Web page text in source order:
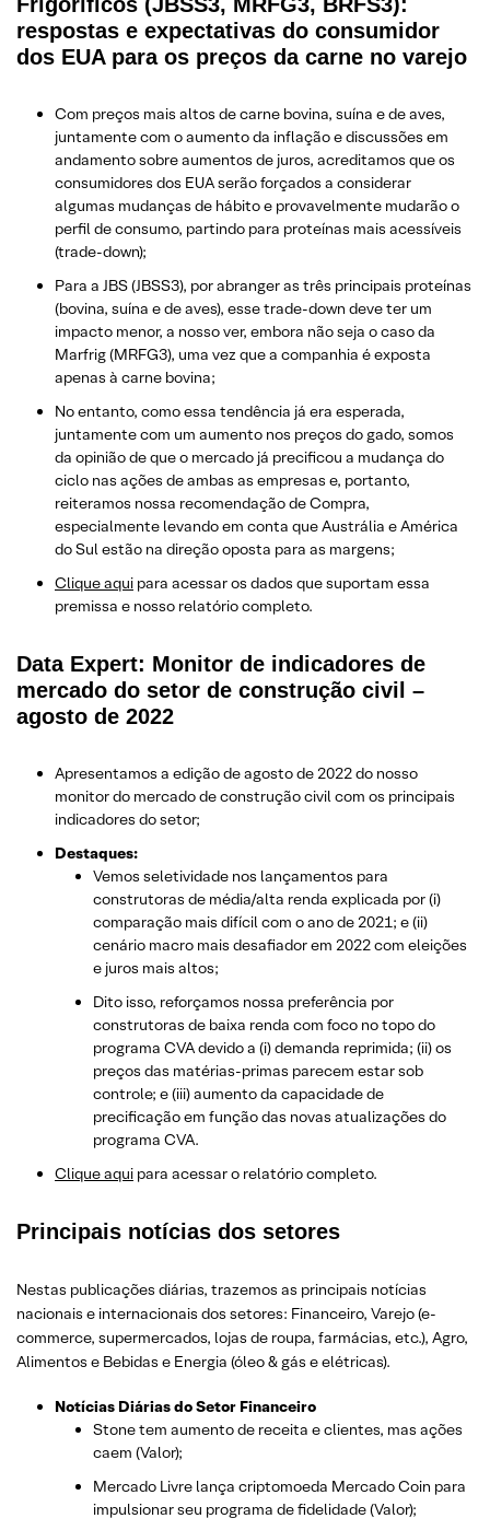
respostas e expectativas do consumidor
dos EUA para os preços da carne no varejo
Com preços mais altos de carne bovina, suína e de aves,
juntamente com o aumento da inflação e discussões em
andamento sobre aumentos de juros, acreditamos que os
consumidores dos EUA serão forçados a considerar
algumas mudanças de hábito e provavelmente mudarão o
perfil de consumo, partindo para proteínas mais acessíveis
(trade-down);
Para a JBS (JBSS3), por abranger as três principais proteínas
(bovina, suína e de aves), esse trade-down deve ter um
impacto menor, a nosso ver, embora não seja o caso da
Marfrig (MRFG3), uma vez que a companhia é exposta
apenas à carne bovina;
No entanto, como essa tendência já era esperada,
juntamente com um aumento nos preços do gado, somos
da opinião de que o mercado já precificou a mudança do
ciclo nas ações de ambas as empresas e, portanto,
reiteramos nossa recomendação de Compra,
especialmente levando em conta que Austrália e América
do Sul estão na direção oposta para as margens;
Clique aqui para acessar os dados que suportam essa
premissa e nosso relatório completo.
Data Expert: Monitor de indicadores de
mercado do setor de construção civil –
agosto de 2022
Apresentamos a edição de agosto de 2022 do nosso
monitor do mercado de construção civil com os principais
indicadores do setor;
Destaques:
Vemos seletividade nos lançamentos para
construtoras de média/alta renda explicada por (i)
comparação mais difícil com o ano de 2021; e (ii)
cenário macro mais desafiador em 2022 com eleições
e juros mais altos;
Dito isso, reforçamos nossa preferência por
construtoras de baixa renda com foco no topo do
programa CVA devido a (i) demanda reprimida; (ii) os
preços das matérias-primas parecem estar sob
controle; e (iii) aumento da capacidade de
precificação em função das novas atualizações do
programa CVA.
Clique aqui para acessar o relatório completo.
Principais notícias dos setores
Nestas publicações diárias, trazemos as principais notícias
nacionais e internacionais dos setores: Financeiro, Varejo(e-
commerce, supermercados, lojas de roupa, farmácias, etc.), Agro,
Alimentos e Bebidas e Energia (óleo & gás e elétricas).
Notícias Diárias do Setor Financeiro
Stone tem aumento de receita e clientes, mas ações
caem (Valor);
Mercado Livre lança criptomoeda Mercado Coin para
impulsionar seu programa de fidelidade (Valor);